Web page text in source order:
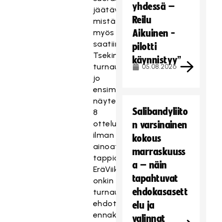
jäätävä,
mistä
myös
saatiin
Tsekin
turnauksessa
jo
ensimmäinen
näyte,
8
ottelua
ilman
ainoatakaan
tappiota!
EräViikingit
onkin
turnauksen
ehdoton
ennakkosuosikki!
yhdessä –
Reilu
Aikuinen -
pilotti
käynnistyy”
05.08.2026
Salibandyliito
n varsinainen
kokous
marraskuuss
a – näin
tapahtuvat
ehdokasasett
elu ja
valinnat